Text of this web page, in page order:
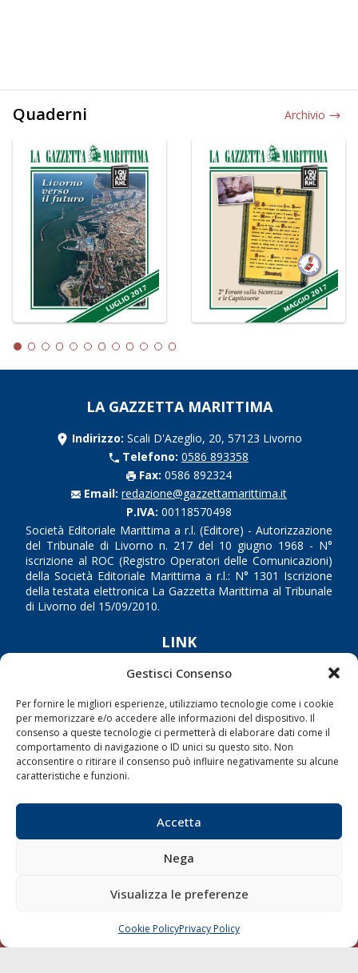
Gestisci Consenso
Per fornire le migliori esperienze, utilizziamo tecnologie come i cookie
per memorizzare e/o accedere alle informazioni del dispositivo. Il
consenso a queste tecnologie ci permetterà di elaborare dati come il
comportamento di navigazione o ID unici su questo sito. Non
acconsentire o ritirare il consenso può influire negativamente su alcune
caratteristiche e funzioni.
Accetta
Nega
Visualizza le preferenze
Cookie PolicyPrivacy Policy
Quaderni Archivio
LA GAZZETTA MARITTIMA
Indirizzo: Scali D'Azeglio, 20, 57123 Livorno
Telefono: 0586 893358
Fax: 0586 892324
Email: redazione@gazzettamarittima.it
P.IVA: 00118570498
Società Editoriale Marittima a r.l. (Editore) - Autorizzazione
del Tribunale di Livorno n. 217 del 10 giugno 1968 - N°
iscrizione al ROC (Registro Operatori delle Comunicazioni)
della Società Editoriale Marittima a r.l.: N° 1301 Iscrizione
della testata elettronica La Gazzetta Marittima al Tribunale
di Livorno del 15/09/2010.
LINK
Shipping
Porti/Interporti
Trasporti
Varie
Compagnie di Navigazione
Blue economy
Contatti
SEGUI
CHIAMA SCRIVI